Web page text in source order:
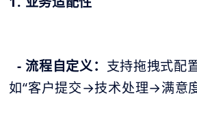
- 流程自定义： 支持拖拽式配
如“客户提交→技术处理→满意